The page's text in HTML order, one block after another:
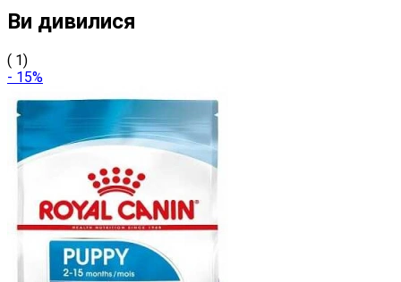
Ви дивилися
( 1)
- 15%